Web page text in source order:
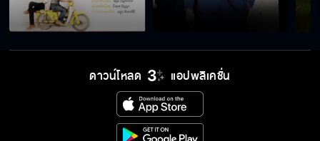
ดาวน์โหลด แอปพลิเคชั่น